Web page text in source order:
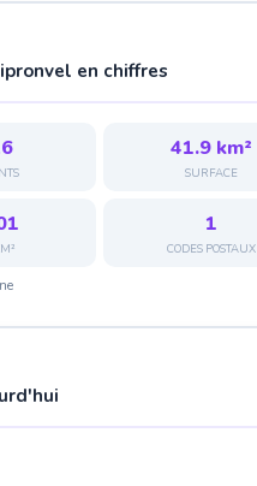
en chiffres
41.9 km²
SURFACE
1
CODES POSTAUX